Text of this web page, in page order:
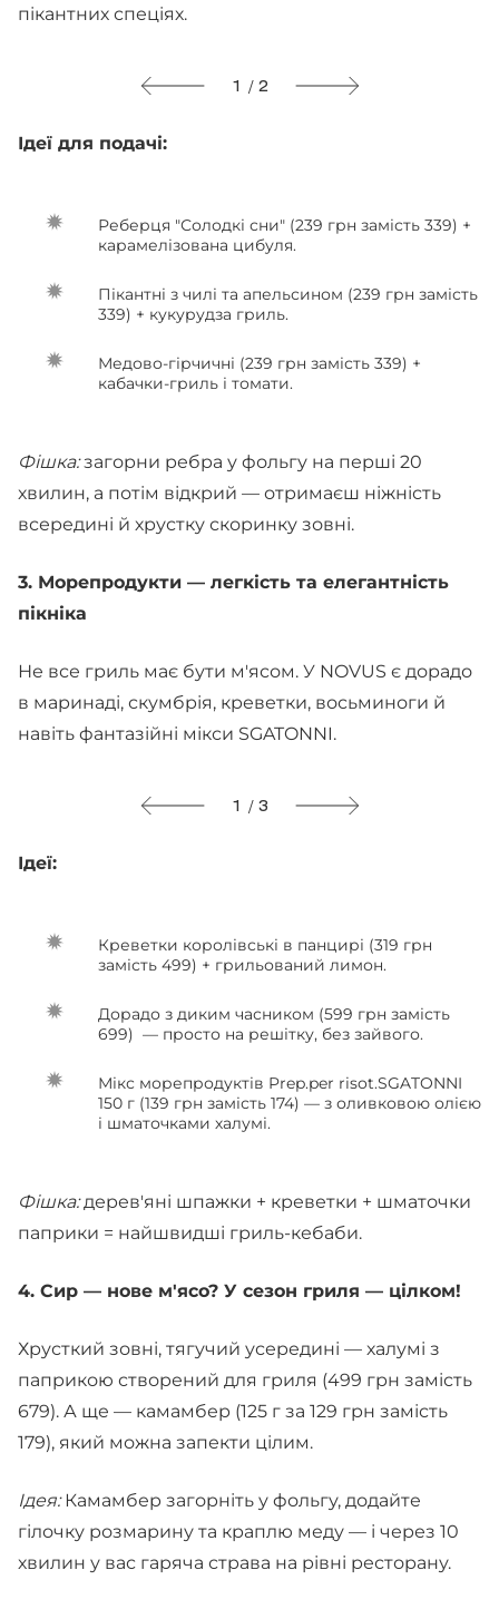
пікантних спеціях.
1 / 2
Ідеї для подачі:
Реберця "Солодкі сни" (239 грн замість 339) +
карамелізована цибуля.
Пікантні з чилі та апельсином (239 грн замість
339) + кукурудза гриль.
Медово-гірчичні (239 грн замість 339) +
кабачки-гриль і томати.
Фішка:загорни ребра у фольгу на перші 20
хвилин, а потім відкрий — отримаєш ніжність
всередині й хрустку скоринку зовні.
3. Морепродукти — легкість та елегантність
пікніка
Не все гриль має бути м'ясом. У NOVUS є дорадо
в маринаді, скумбрія, креветки, восьминоги й
навіть фантазійні мікси SGATONNI.
1 / 3
Ідеї:
Креветки королівські в панцирі (319 грн
замість 499) + грильований лимон.
Дорадо з диким часником (599 грн замість
699) — просто на решітку, без зайвого.
Мікс морепродуктів Prep.per risot.SGATONNI
150 г (139 грн замість 174) — з оливковою олією
і шматочками халумі.
Фішка:дерев'яні шпажки + креветки + шматочки
паприки = найшвидші гриль-кебаби.
4. Сир — нове м'ясо? У сезон гриля — цілком!
Хрусткий зовні, тягучий усередині — халумі з
паприкою створений для гриля (499 грн замість
679). А ще — камамбер (125 г за 129 грн замість
179), який можна запекти цілим.
Ідея:Камамбер загорніть у фольгу, додайте
гілочку розмарину та краплю меду — і через 10
хвилин у вас гаряча страва на рівні ресторану.